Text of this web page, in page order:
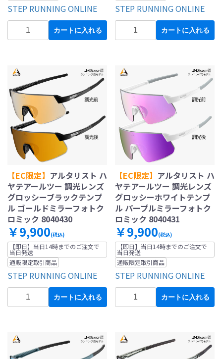
STEP RUNNING ONLINE
カートに入れる
STEP RUNNING ONLINE
カートに入れる
【EC限定】 アルタリスト ハ
ヤテアールツー 調光レンズ
グロッシーブラックテンプ
ル ゴールドミラーフォトク
ロミック 8040430
￥9,900(税込)
【即日】当日14時までのご注文で
当日発送
通販限定取引商品
STEP RUNNING ONLINE
カートに入れる
【EC限定】 アルタリスト ハ
ヤテアールツー 調光レンズ
グロッシーホワイトテンプ
ル パープルミラーフォトク
ロミック 8040431
￥9,900(税込)
【即日】当日14時までのご注文で
当日発送
通販限定取引商品
STEP RUNNING ONLINE
カートに入れる